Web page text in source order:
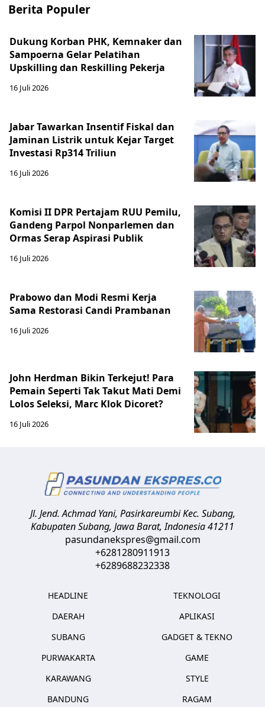
Berita Populer
Dukung Korban PHK, Kemnaker dan
Sampoerna Gelar Pelatihan
Upskilling dan Reskilling Pekerja
16 Juli 2026
Jabar Tawarkan Insentif Fiskal dan
Jaminan Listrik untuk Kejar Target
Investasi Rp314 Triliun
16 Juli 2026
Komisi II DPR Pertajam RUU Pemilu,
Gandeng Parpol Nonparlemen dan
Ormas Serap Aspirasi Publik
16 Juli 2026
Prabowo dan Modi Resmi Kerja
Sama Restorasi Candi Prambanan
16 Juli 2026
John Herdman Bikin Terkejut! Para
Pemain Seperti Tak Takut Mati Demi
Lolos Seleksi, Marc Klok Dicoret?
16 Juli 2026
Jl. Jend. Achmad Yani, Pasirkareumbi Kec. Subang,
Kabupaten Subang, Jawa Barat,Indonesia41211
pasundanekspres@gmail.com
+6281280911913
+6289688232338
HEADLINE
DAERAH
SUBANG
PURWAKARTA
KARAWANG
BANDUNG
TEKNOLOGI
APLIKASI
GADGET & TEKNO
GAME
STYLE
RAGAM